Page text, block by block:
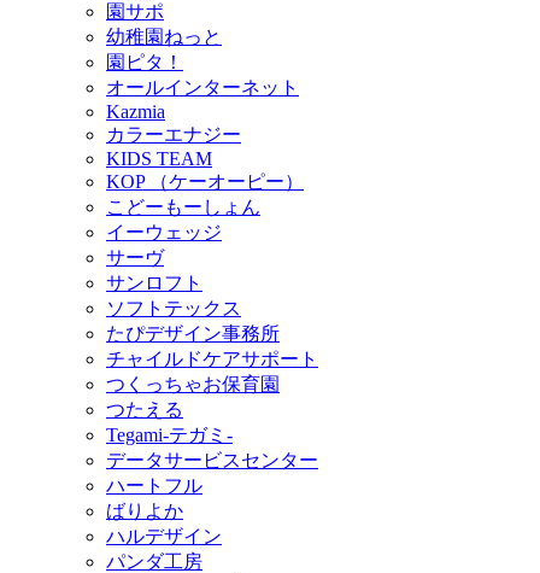
園サポ
幼稚園ねっと
園ピタ！
オールインターネット
Kazmia
カラーエナジー
KIDS TEAM
KOP （ケーオーピー）
こどーもーしょん
イーウェッジ
サーヴ
サンロフト
ソフトテックス
たぴデザイン事務所
チャイルドケアサポート
つくっちゃお保育園
つたえる
Tegami-テガミ-
データサービスセンター
ハートフル
ばりよか
ハルデザイン
パンダ工房